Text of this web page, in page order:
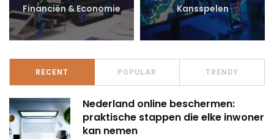
Financiën & Economie Kansspelen
RECENT POPULAR TRENDY
Nederland online beschermen:
praktische stappen die elke inwoner
kan nemen